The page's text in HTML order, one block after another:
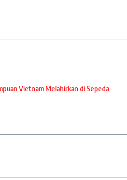
Vietnam Melahirkan di Sepeda